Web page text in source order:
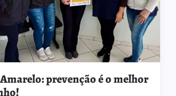
prevenção é o melhor